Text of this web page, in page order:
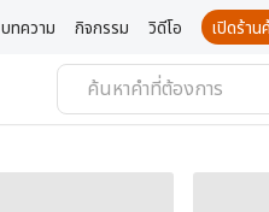
บทความ กิจกรรม วิดีโอ เปิดร้า